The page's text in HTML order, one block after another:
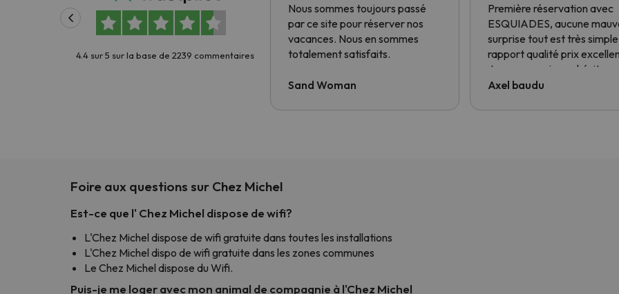
4.4 sur 5 sur la base de 2239 commentaires
Nous sommes toujours passé
par ce site pour réserver nos
vacances. Nous en sommes
totalement satisfaits.
Sand Woman
Première réservation avec
ESQUIADES, aucune
surprise tout est très simple
rapport qualité prix
Je repasserai sans hésiter
vous
Axel baudu
Foire aux questions sur Chez Michel
Est-ce que l' Chez Michel dispose de wifi?
L'Chez Michel dispose de wifi gratuite dans toutes les installations
L'Chez Michel dispo de wifi gratuite dans les zones communes
Le Chez Michel dispose du Wifi.
Puis-je me loger avec mon animal de compagnie à l'Chez Michel